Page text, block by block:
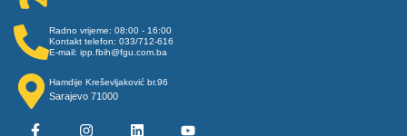
Radno vrijeme: 08:00 - 16:00
Kontakt telefon: 033/712-616
E-mail: ipp.fbih@fgu.com.ba
Hamdije Kreševljaković br.96
Sarajevo 71000